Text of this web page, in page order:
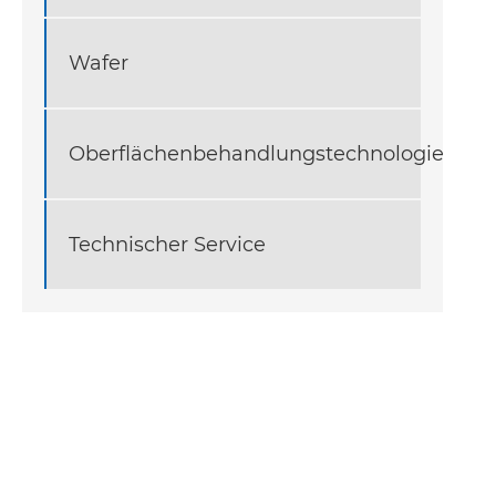
Wafer
Oberflächenbehandlungstechnologie
Technischer Service